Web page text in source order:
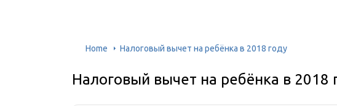
Home Налоговый вычет на ребёнка в 2018 году
Налоговый вычет на ребёнка в 2018